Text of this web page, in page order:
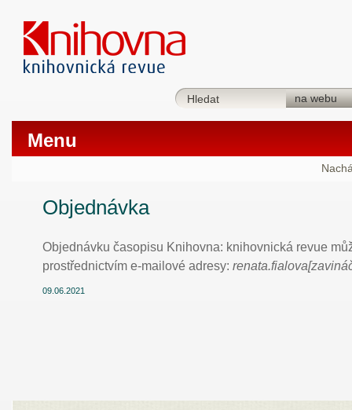
Menu
Objednávka
Objednávku časopisu Knihovna: knihovnická revue
prostřednictvím e-mailové adresy:
09.06.2021